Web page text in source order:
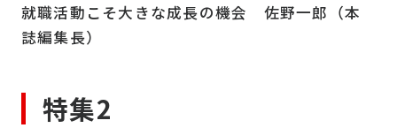
就職活動こそ大きな成長の機会 佐野一郎（本
誌編集長）
特集2